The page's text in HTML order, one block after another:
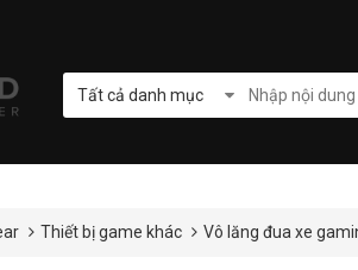
Tất cả danh mục
Thiết bị game khác Vô lăng đua xe